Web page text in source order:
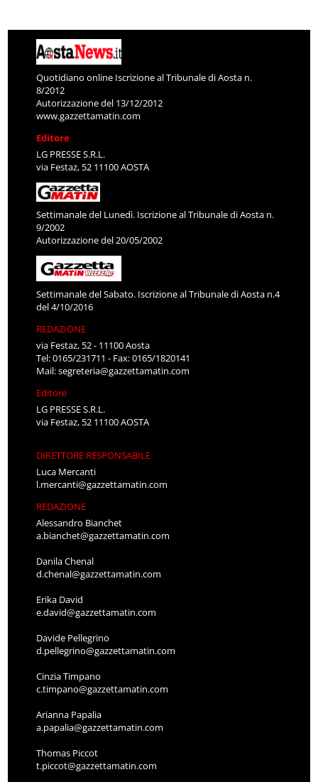
Quotidiano online Iscrizione al Tribunale di Aosta n.
8/2012
Autorizzazione del 13/12/2012
www.gazzettamatin.com
Editore
LG PRESSE S.R.L.
via Festaz, 52 11100 AOSTA
Settimanale del Lunedì. Iscrizione al Tribunale di Aosta n.
9/2002
Autorizzazione del 20/05/2002
Settimanale del Sabato. Iscrizione al Tribunale di Aosta n.4
del 4/10/2016
REDAZIONE
via Festaz, 52 - 11100 Aosta
Tel: 0165/231711 - Fax: 0165/1820141
Mail:segreteria@gazzettamatin.com
Editore
LG PRESSE S.R.L.
via Festaz, 52 11100 AOSTA
DIRETTORE RESPONSABILE
Luca Mercanti
l.mercanti@gazzettamatin.com
REDAZIONE
Alessandro Bianchet
a.bianchet@gazzettamatin.com
Danila Chenal
d.chenal@gazzettamatin.com
Erika David
e.david@gazzettamatin.com
Davide Pellegrino
d.pellegrino@gazzettamatin.com
Cinzia Timpano
c.timpano@gazzettamatin.com
Arianna Papalia
a.papalia@gazzettamatin.com
Thomas Piccot
t.piccot@gazzettamatin.com